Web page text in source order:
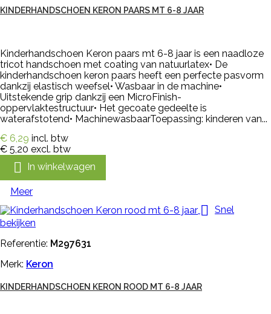
KINDERHANDSCHOEN KERON PAARS MT 6-8 JAAR
Kinderhandschoen Keron paars mt 6-8 jaar is een naadloze
tricot handschoen met coating van natuurlatex• De
kinderhandschoen keron paars heeft een perfecte pasvorm
dankzij elastisch weefsel• Wasbaar in de machine•
Uitstekende grip dankzij een MicroFinish-
oppervlaktestructuur• Het gecoate gedeelte is
waterafstotend• MachinewasbaarToepassing: kinderen van...
€ 6,29 incl. btw
€ 5,20 excl. btw
 In winkelwagen
Meer
 Snel
bekijken
Referentie: M297631
Merk: Keron
KINDERHANDSCHOEN KERON ROOD MT 6-8 JAAR